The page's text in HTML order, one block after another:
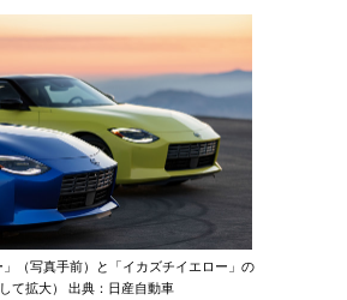
」（写真手前）と「イカズチイエロー」の
て拡大） 出典：日産自動車